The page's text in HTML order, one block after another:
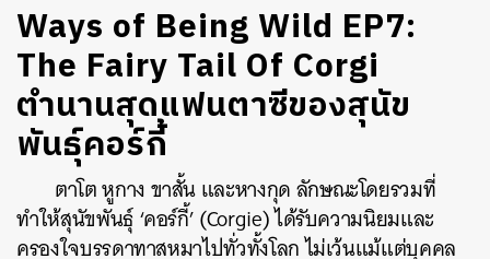
Ways of Being Wild EP7:
The Fairy Tail Of Corgi
ตำนานสุดแฟนตาซีของสุนัข
พันธุ์คอร์กี้
ตาโต หูกาง ขาสั้น และหางกุด ลักษณะโดยรวมที่
ทำให้สุนัขพันธุ์ ‘คอร์กี้’ (Corgie) ได้รับความนิยมและ
ครองใจบรรดาทาสหมาไปทั่วทั้งโลก ไม่เว้นแม้แต่บุคคล